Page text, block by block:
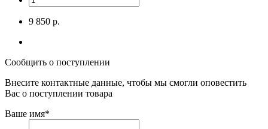
9 850 р.
Сообщить о поступлении
Внесите контактные данные, чтобы мы смогли оповестить
Вас о поступлении товара
Ваше имя*